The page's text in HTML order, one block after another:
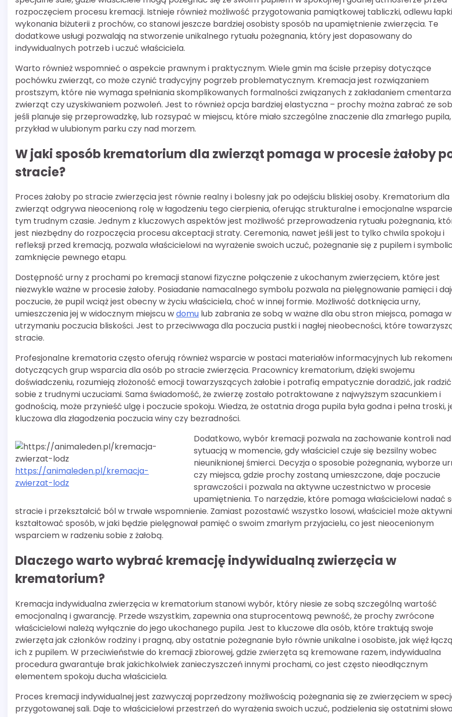
rozpoczęciem procesu kremacji. Istnieje również możliwość przygotowania pamiątkowej tabliczki, odlewu
wykonania biżuterii z prochów, co stanowi jeszcze bardziej osobisty sposób na upamiętnienie zwierzęcia. Te
dodatkowe usługi pozwalają na stworzenie unikalnego rytuału pożegnania, który jest dopasowany do
indywidualnych potrzeb i uczuć właściciela.
Warto również wspomnieć o aspekcie prawnym i praktycznym. Wiele gmin ma ścisłe przepisy dotyczące
pochówku zwierząt, co może czynić tradycyjny pogrzeb problematycznym. Kremacja jest rozwiązaniem
prostszym, które nie wymaga spełniania skomplikowanych formalności związanych z zakładaniem
zwierząt czy uzyskiwaniem pozwoleń. Jest to również opcja bardziej elastyczna – prochy można zabrać ze
jeśli planuje się przeprowadzkę, lub rozsypać w miejscu, które miało szczególne znaczenie dla zmarłego
przykład w ulubionym parku czy nad morzem.
W jaki sposób krematorium dla zwierząt pomaga w procesie żałoby
stracie?
Proces żałoby po stracie zwierzęcia jest równie realny i bolesny jak po odejściu bliskiej osoby. Krematorium dla
zwierząt odgrywa nieocenioną rolę w łagodzeniu tego cierpienia, oferując strukturalne i emocjonalne
tym trudnym czasie. Jednym z kluczowych aspektów jest możliwość przeprowadzenia rytuału pożegnania,
jest niezbędny do rozpoczęcia procesu akceptacji straty. Ceremonia, nawet jeśli jest to tylko chwila spokoju i
refleksji przed kremacją, pozwala właścicielowi na wyrażenie swoich uczuć, pożegnanie się z pupilem i
zamknięcie pewnego etapu.
Dostępność urny z prochami po kremacji stanowi fizyczne połączenie z ukochanym zwierzęciem, które jest
niezwykle ważne w procesie żałoby. Posiadanie namacalnego symbolu pozwala na pielęgnowanie pamięci i
poczucie, że pupil wciąż jest obecny w życiu właściciela, choć w innej formie. Możliwość dotknięcia urny,
umieszczenia jej w widocznym miejscu wdomu lub zabrania ze sobą w ważne dla obu stron miejsca, pomaga w
utrzymaniu poczucia bliskości. Jest to przeciwwaga dla poczucia pustki i nagłej nieobecności, które
stracie.
Profesjonalne krematoria często oferują również wsparcie w postaci materiałów informacyjnych lub
dotyczących grup wsparcia dla osób po stracie zwierzęcia. Pracownicy krematorium, dzięki swojemu
doświadczeniu, rozumieją złożoność emocji towarzyszących żałobie i potrafią empatycznie doradzić, jak radzić
sobie z trudnymi uczuciami. Sama świadomość, że zwierzę zostało potraktowane z najwyższym szacunkiem i
godnością, może przynieść ulgę i poczucie spokoju. Wiedza, że ostatnia droga pupila była godna i pełna troski,
kluczowa dla złagodzenia poczucia winy czy bezradności.
https://animaleden.pl/kremacja-
zwierzat-lodz
Dodatkowo, wybór kremacji pozwala na zachowanie kontroli nad
sytuacją w momencie, gdy właściciel czuje się bezsilny wobec
nieuniknionej śmierci. Decyzja o sposobie pożegnania, wyborze
czy miejsca, gdzie prochy zostaną umieszczone, daje poczucie
sprawczości i pozwala na aktywne uczestnictwo w procesie
upamiętnienia. To narzędzie, które pomaga właścicielowi nadać
stracie i przekształcić ból w trwałe wspomnienie. Zamiast pozostawić wszystko losowi, właściciel może
kształtować sposób, w jaki będzie pielęgnował pamięć o swoim zmarłym przyjacielu, co jest nieocenionym
wsparciem w radzeniu sobie z żałobą.
Dlaczego warto wybrać kremację indywidualną zwierzęcia w
krematorium?
Kremacja indywidualna zwierzęcia w krematorium stanowi wybór, który niesie ze sobą szczególną wartość
emocjonalną i gwarancję. Przede wszystkim, zapewnia ona stuprocentową pewność, że prochy zwrócone
właścicielowi należą wyłącznie do jego ukochanego pupila. Jest to kluczowe dla osób, które traktują swoje
zwierzęta jak członków rodziny i pragną, aby ostatnie pożegnanie było równie unikalne i osobiste, jak więź
ich z pupilem. W przeciwieństwie do kremacji zbiorowej, gdzie zwierzęta są kremowane razem, indywidualna
procedura gwarantuje brak jakichkolwiek zanieczyszczeń innymi prochami, co jest często nieodłącznym
elementem spokoju ducha właściciela.
Proces kremacji indywidualnej jest zazwyczaj poprzedzony możliwością pożegnania się ze zwierzęciem w
przygotowanej sali. Daje to właścicielowi przestrzeń do wyrażenia swoich uczuć, podzielenia się ostatnimi